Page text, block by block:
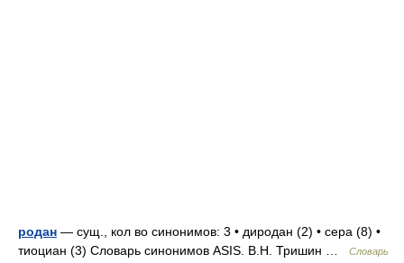
родан — сущ., кол во синонимов: 3 • диродан (2) • сера (8) •
тиоциан (3) Словарь синонимов ASIS. В.Н. Тришин …
Словарь